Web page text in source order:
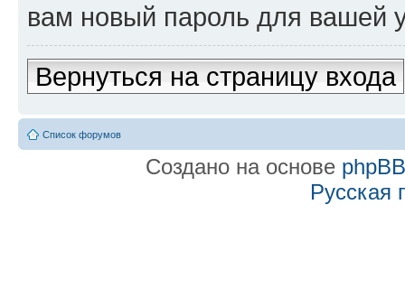
вам новый пароль для вашей
Вернуться на страницу входа
Список форумов
Создано на основе phpBB
Русская